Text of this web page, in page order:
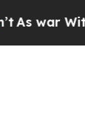
war With